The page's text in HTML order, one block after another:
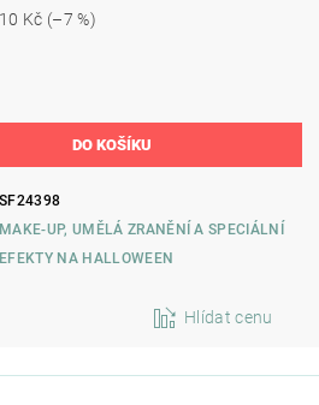
10 Kč (–7 %)
SF24398
MAKE-UP, UMĚLÁ ZRANĚNÍ A SPECIÁLNÍ
EFEKTY NA HALLOWEEN
Hlídat cenu